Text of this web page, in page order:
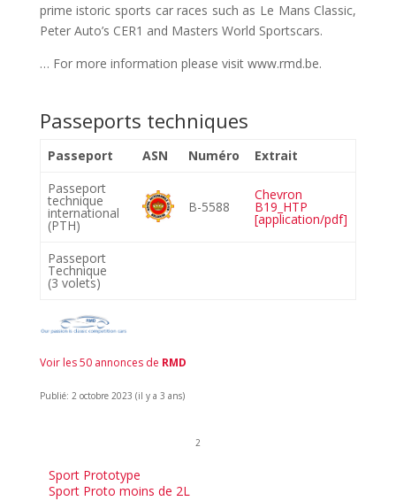
prime istoric sports car races such as Le Mans Classic,
Peter Auto’s CER1 and Masters World Sportscars.
… For more information please visit www.rmd.be.
Passeports techniques
Passeport ASN Numéro
Extrait
Passeport
technique
international
(PTH)
B-5588
Chevron
B19_HTP
[application/pdf]
Passeport
Technique
(3 volets)
Voir les 50 annonces de RMD
Publié: 2 octobre 2023 (il y a 3 ans)
2
Sport Prototype
Sport Proto moins de 2L